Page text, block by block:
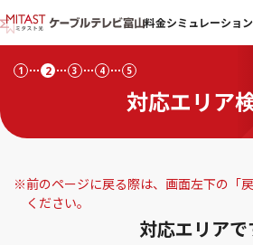
料金シミュレーション
対応エリア
1 2 3 4 5
※前のページに戻る際は、画面左下の「
ください。
対応エリアで